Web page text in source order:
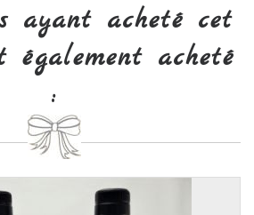
ayant acheté cet
acheté
: